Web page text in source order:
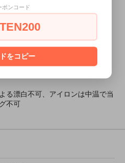
衣、スカート
る漂白不可、アイロンは中温で当
不可
ポンコード
をコピー